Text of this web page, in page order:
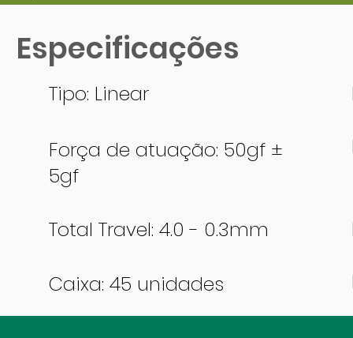
Especificações
Tipo: Linear
Força de atuação: 50gf ±
5gf
Total Travel: 4.0 - 0.3mm
Caixa: 45 unidades